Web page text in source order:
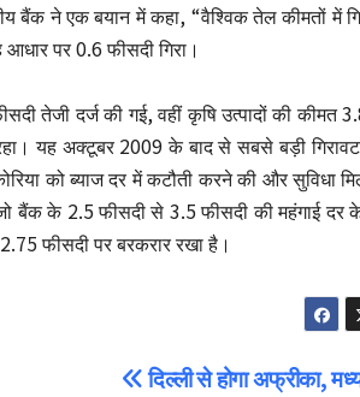
बैंक ने एक बयान में कहा, “वैश्विक तेल कीमतों में
आधार पर 0.6 फीसदी गिरा।
तेजी दर्ज की गई, वहीं कृषि उत्पादों की कीमत
यह अक्टूबर 2009 के बाद से सबसे बड़ी गिरावट
को ब्याज दर में कटौती करने की और सुविधा
जो बैंक के 2.5 फीसदी से 3.5 फीसदी की महंगाई
फीसदी पर बरकरार रखा है।
दिल्ली से होगा अफ्रीका,